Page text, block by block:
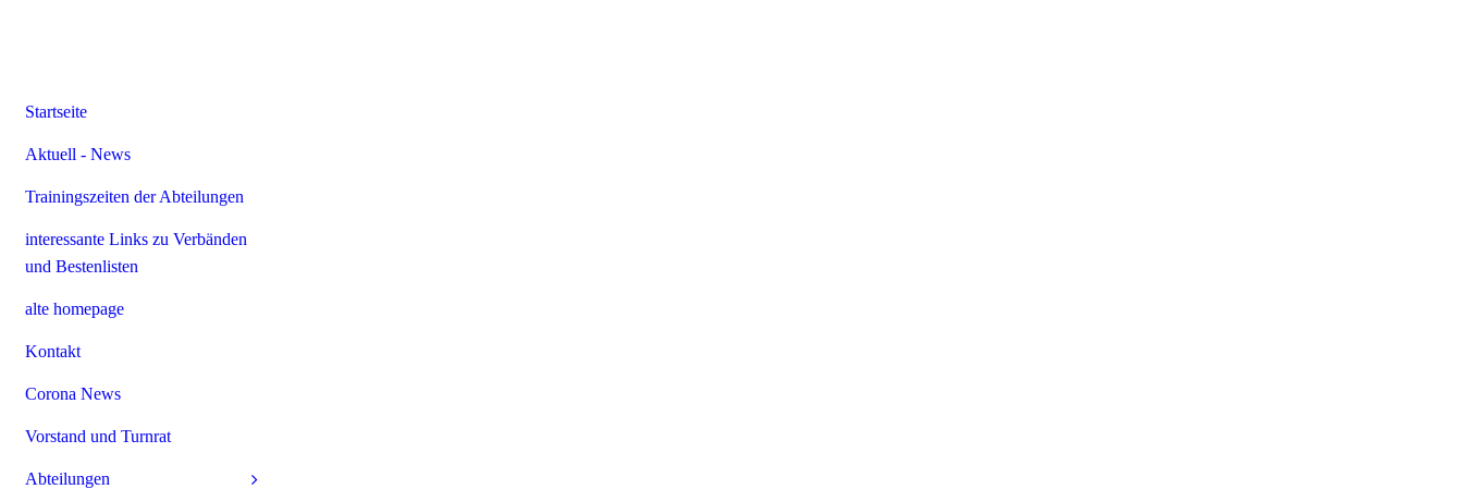
Startseite
Aktuell - News
Trainingszeiten der Abteilungen
interessante Links zu Verbänden
und Bestenlisten
alte homepage
Kontakt
Corona News
Vorstand und Turnrat
Abteilungen